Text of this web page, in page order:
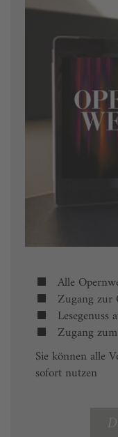
Alle
Zugang zur
Lesegenuss
Zugang
Sie können alle
sofort nutzen